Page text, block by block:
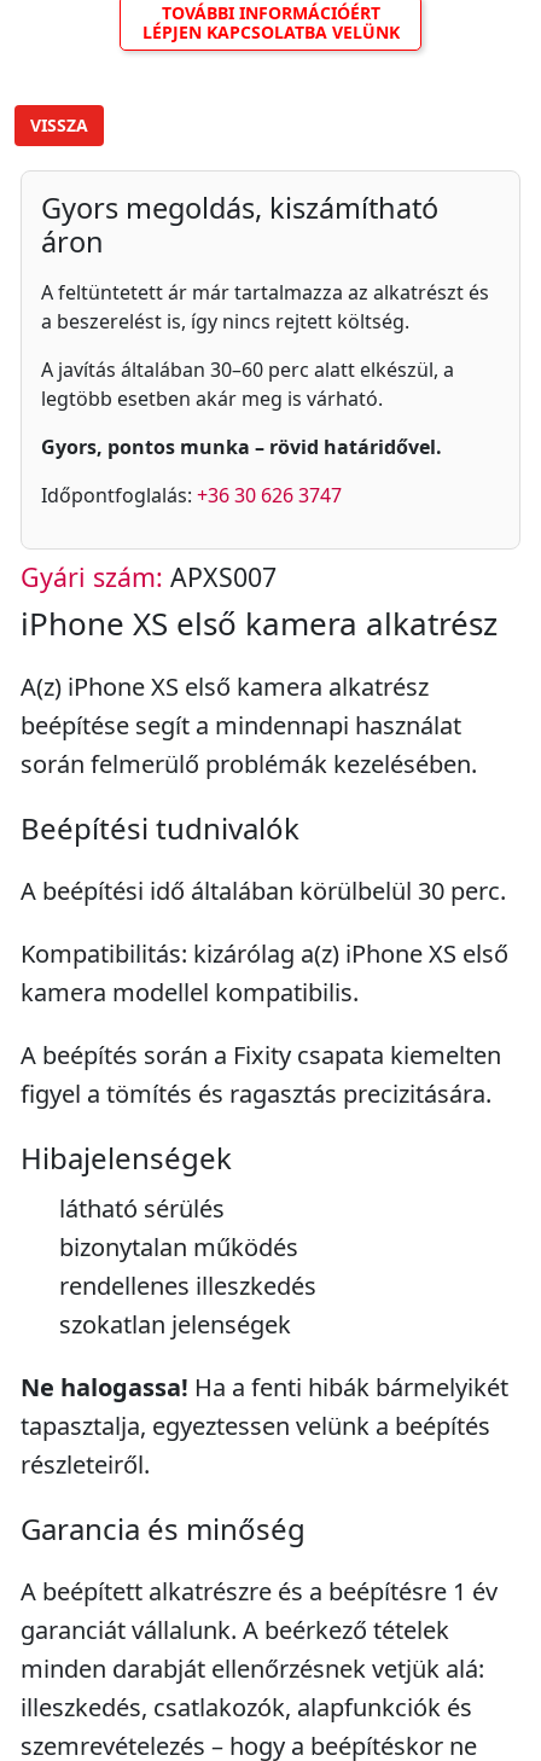
TOVÁBBI INFORMÁCIÓÉRT
LÉPJEN KAPCSOLATBA VELÜNK
VISSZA
Gyors megoldás, kiszámítható
áron
A feltüntetett ár már tartalmazza az alkatrészt és
a beszerelést is, így nincs rejtett költség.
A javítás általában 30–60 perc alatt elkészül, a
legtöbb esetben akár meg is várható.
Gyors, pontos munka – rövid határidővel.
Időpontfoglalás: +36 30 626 3747
Gyári szám: APXS007
iPhone XS első kamera alkatrész
A(z) iPhone XS első kamera alkatrész
beépítése segít a mindennapi használat
során felmerülő problémák kezelésében.
Beépítési tudnivalók
A beépítési idő általában körülbelül 30 perc.
Kompatibilitás: kizárólag a(z) iPhone XS első
kamera modellel kompatibilis.
A beépítés során a Fixity csapata kiemelten
figyel a tömítés és ragasztás precizitására.
Hibajelenségek
látható sérülés
bizonytalan működés
rendellenes illeszkedés
szokatlan jelenségek
Ne halogassa! Ha a fenti hibák bármelyikét
tapasztalja, egyeztessen velünk a beépítés
részleteiről.
Garancia és minőség
A beépített alkatrészre és a beépítésre 1 év
garanciát vállalunk. A beérkező tételek
minden darabját ellenőrzésnek vetjük alá:
illeszkedés, csatlakozók, alapfunkciók és
szemrevételezés – hogy a beépítéskor ne